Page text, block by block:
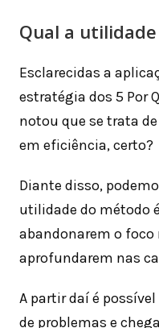
Qual a
Esclarecidas a
estratégia dos 5 Por
notou que se trata
em eficiência, certo?
Diante disso,
utilidade do método
abandonarem o foco
aprofundarem nas
A partir daí é
de problemas e